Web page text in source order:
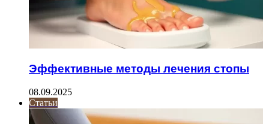
Эффективные методы лечения стопы
08.09.2025
Статьи